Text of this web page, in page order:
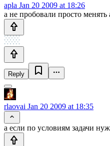
apla Jan 20 2009 at 18:26
а не пробовали просто менять
Reply
rlaovai Jan 20 2009 at 18:35
а если по условиям задачи